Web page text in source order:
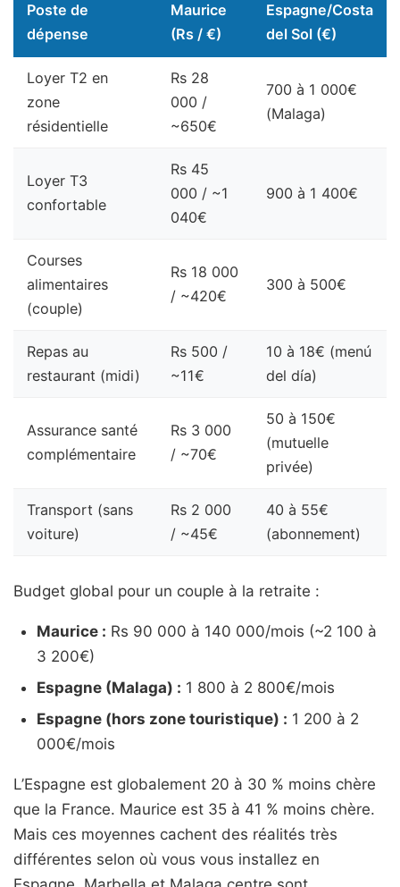
Poste de
dépense
Maurice
(Rs / €)
Espagne/Costa
del Sol (€)
Loyer T2 en
zone
résidentielle
Rs 28
000 /
~650€
700 à 1 000€
(Malaga)
Loyer T3
confortable
Rs 45
000 / ~1
040€
900 à 1 400€
Courses
alimentaires
(couple)
Rs 18 000
/ ~420€
300 à 500€
Repas au
restaurant (midi)
Rs 500 /
~11€
10 à 18€ (menú
del día)
Assurance santé
complémentaire
Rs 3 000
/ ~70€
50 à 150€
(mutuelle
privée)
Transport (sans
voiture)
Rs 2 000
/ ~45€
40 à 55€
(abonnement)
Budget global pour un couple à la retraite :
Maurice : Rs 90 000 à 140 000/mois (~2 100 à
3 200€)
Espagne (Malaga) : 1 800 à 2 800€/mois
Espagne (hors zone touristique) : 1 200 à 2
000€/mois
L’Espagne est globalement 20 à 30 % moins chère
que la France. Maurice est 35 à 41 % moins chère.
Mais ces moyennes cachent des réalités très
différentes selon où vous vous installez en